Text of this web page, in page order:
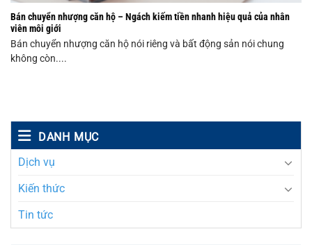
DANH MỤC
Dịch vụ
Kiến thức
Tin tức
Bán chuyển nhượng căn hộ – Ngách kiếm tiền nhanh hiệu quả của nhân
viên môi giới
Bán chuyển nhượng căn hộ nói riêng và bất động sản nói chung
không còn....